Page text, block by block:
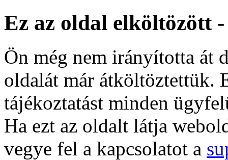
Ez az oldal elköltözött -
Ön még nem irányította át
oldalát már átköltöztettük.
tájékoztatást minden
Ha ezt az oldalt látja
vegye fel a kapcsolatot a